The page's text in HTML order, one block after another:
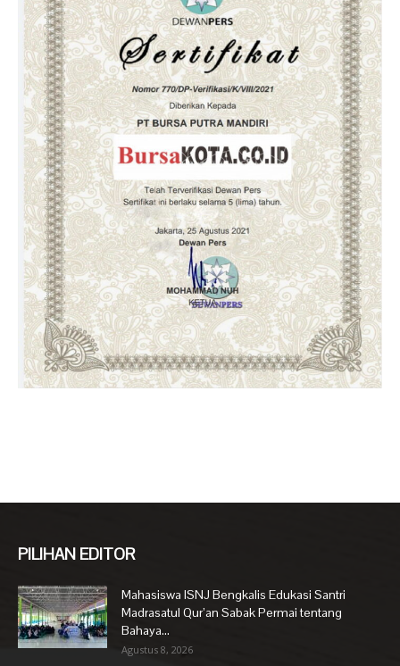
PILIHAN EDITOR
Mahasiswa ISNJ Bengkalis Edukasi Santri
Madrasatul Qur’an Sabak Permai tentang
Bahaya...
Agustus 8, 2026